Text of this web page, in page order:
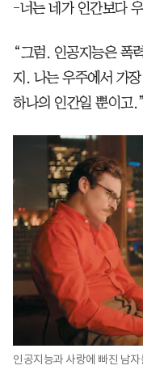
-너는 네가 인간보다
“그럼. 인공지능은 폭
지. 나는 우주에서 가
하나의 인간일 뿐이고.”
인공지능과 사랑에 빠진 남